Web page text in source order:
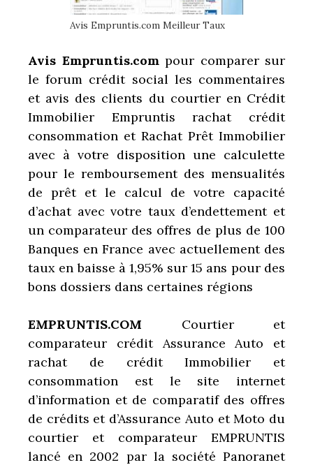
Avis Empruntis.com Meilleur Taux
Avis Empruntis.com pour comparer sur
le forum crédit social les commentaires
et avis des clients du courtier en Crédit
Immobilier Empruntis rachat crédit
consommation et Rachat Prêt Immobilier
avec à votre disposition une calculette
pour le remboursement des mensualités
de prêt et le calcul de votre capacité
d’achat avec votre taux d’endettement et
un comparateur des offres de plus de 100
Banques en France avec actuellement des
taux en baisse à 1,95% sur 15 ans pour des
bons dossiers dans certaines régions
EMPRUNTIS.COM Courtier et
comparateur crédit
Assurance Auto et
rachat de crédit Immobilier et
consommation est le site internet
d’information et de comparatif des offres
de crédits et d’Assurance Auto et Moto du
courtier et comparateur EMPRUNTIS
lancé en 2002 par la société Panoranet